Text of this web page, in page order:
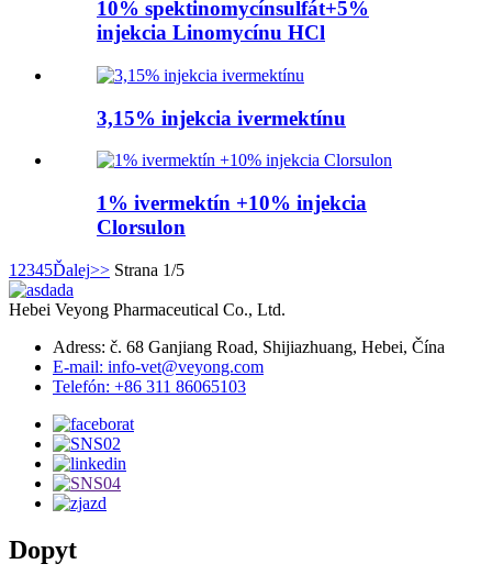
10% spektinomycínsulfát+5%
injekcia Linomycínu HCl
3,15% injekcia ivermektínu
1% ivermektín +10% injekcia
Clorsulon
1 2345Ďalej>> Strana 1/5
Hebei Veyong Pharmaceutical Co., Ltd.
Adress: č. 68 Ganjiang Road, Shijiazhuang, Hebei, Čína
E-mail: info-vet@veyong.com
Telefón: +86 311 86065103
Dopyt